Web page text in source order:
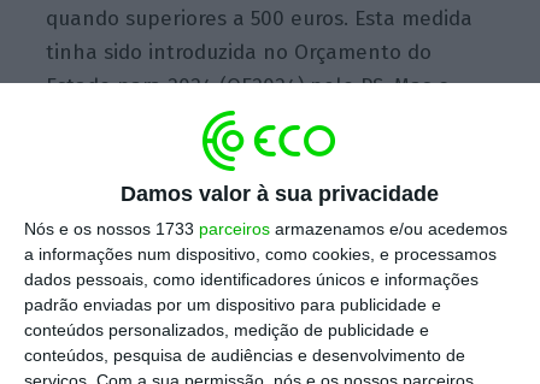
Damos valor à sua privacidade
Nós e os nossos 1733 parceiros armazenamos e/ou acedemos
a informações num dispositivo, como cookies, e processamos
dados pessoais, como identificadores únicos e informações
padrão enviadas por um dispositivo para publicidade e
conteúdos personalizados, medição de publicidade e
conteúdos, pesquisa de audiências e desenvolvimento de
quando superiores a 500 euros. Esta medida
tinha sido introduzida no Orçamento do
Estado para 2024 (OE2024) pelo PS.Maso
atual Governo, de Luís Montenegro, eliminou
por decreto-lei essa obrigação declarativa
Hoje é o último dia para validar as faturas de IRS
Ler Mais